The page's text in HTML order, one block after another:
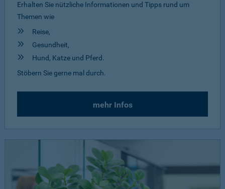
Erhalten Sie nützliche Informationen und Tipps rund um
Themen wie
Reise,
Gesundheit,
Hund, Katze und Pferd.
Stöbern Sie gerne mal durch.
mehr Infos